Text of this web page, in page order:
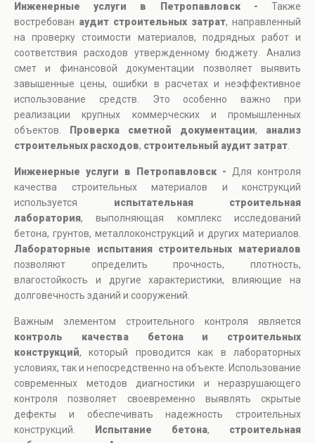
Инженерные услуги в Петропавловск - Также
востребован аудит строительных затрат, направленный
на проверку стоимости материалов, подрядных работ и
соответствия расходов утвержденному бюджету. Анализ
смет и финансовой документации позволяет выявить
завышенные цены, ошибки в расчетах и неэффективное
использование средств. Это особенно важно при
реализации крупных коммерческих и промышленных
объектов.
Проверка сметной документации, анализ
строительных расходов, строительный аудит затрат
Инженерные услуги в Петропавловск - Для контроля
качества строительных материалов и конструкций
используется испытательная строительная
лаборатория, выполняющая комплекс исследований
бетона, грунтов, металлоконструкций и других материалов.
Лабораторные испытания строительных материалов
позволяют определить прочность, плотность,
влагостойкость и другие характеристики, влияющие на
долговечность зданий и сооружений.
Важным элементом строительного контроля является
контроль качества бетона и строительных
конструкций, который проводится как в лабораторных
условиях, так и непосредственно на объекте. Использование
современных методов диагностики и неразрушающего
контроля позволяет своевременно выявлять скрытые
дефекты и обеспечивать надежность строительных
конструкций.
Испытание бетона, строительная